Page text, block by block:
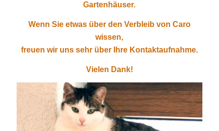
Gartenhäuser.
Wenn Sie etwas über den Verbleib von Caro
wissen,
freuen wir uns sehr über Ihre Kontaktaufnahme.
Vielen Dank!